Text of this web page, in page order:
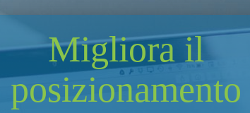
Migliora il
posizionamento